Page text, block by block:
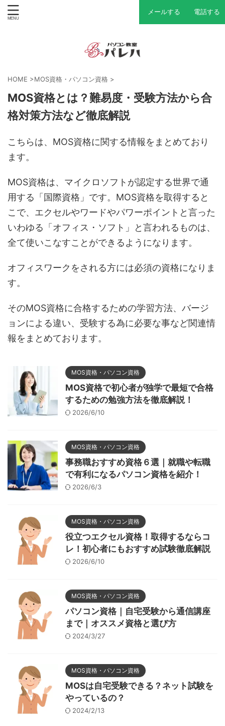
メールする 電話する
HOME >MOS資格・パソコン資格 >
MOS資格とは？難易度・受験方法から合
格対策方法など徹底解説
こちらは、MOS資格に関する情報をまとめており
ます。
MOS資格は、マイクロソフトが認定する世界で通
用する「国際資格」です。MOS資格を取得すると
こで、エクセルやワードやパワーポイントと言った
いわゆる「オフィス・ソフト」と言われるものは、
全て使いこなすことができるようになります。
オフィスワークをされる方には必須の資格になりま
す。
そのMOS資格に合格するための学習方法、バージ
ョンによる違い、受験する為に必要な事など関連情
報をまとめております。
MOS資格・パソコン資格
MOS資格で初心者が独学で最短で合格
するための勉強方法を徹底解説！
2026/6/10
MOS資格・パソコン資格
事務職おすすめ資格６選｜就職や転職
で有利になるパソコン資格を紹介！
2026/6/3
MOS資格・パソコン資格
役立つエクセル資格！取得するならコ
レ！初心者にもおすすめ試験徹底解説
2026/6/10
MOS資格・パソコン資格
パソコン資格｜自宅受験から通信講座
まで｜オススメ資格と選び方
2024/3/27
MOS資格・パソコン資格
MOSは自宅受験できる？ネット試験を
やっているの？
2024/2/13